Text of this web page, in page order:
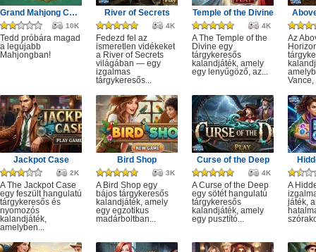
Grand Mahjong Connect
10K
Tedd próbára magad
a legújabb
Mahjongban!
River of Secrets
4K
Fedezd fel az
ismeretlen vidékeket
a River of Secrets
világában — egy
izgalmas
tárgykeresős...
Temple of the Divine
4K
A The Temple of the
Divine egy
tárgykeresős
kalandjáték, amely
egy lenyűgöző, az...
Az
Vance,
Jackpot Case
2K
A The Jackpot Case
egy feszült hangulatú
tárgykeresős és
nyomozós
kalandjáték,
amelyben...
Bird Shop
3K
A Bird Shop egy
bájos tárgykeresős
kalandjáték, amely
egy egzotikus
madárboltban...
Curse of the Deep
4K
A Curse of the Deep
egy sötét hangulatú
tárgykeresős
kalandjáték, amely
egy pusztító...
A
játék,